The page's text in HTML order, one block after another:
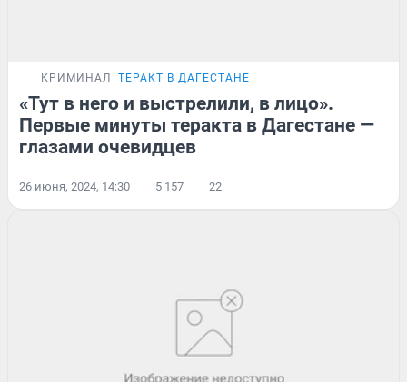
КРИМИНАЛ ТЕРАКТ В ДАГЕСТАНЕ
«Тут в него и выстрелили, в лицо».
Первые минуты теракта в Дагестане —
глазами очевидцев
26 июня, 2024, 14:30 5 157 22